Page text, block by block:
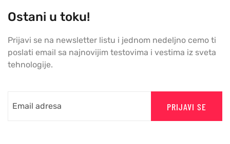
Ostani u toku!
Prijavi se na newsletter listu i jednom nedeljno cemo ti
poslati email sa najnovijim testovima i vestima iz sveta
tehnologije.
PRIJAVI SE